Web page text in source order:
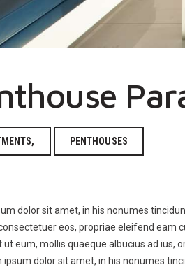
PENTHOUSES
dolor sit amet, in his nonumes
eos, propriae eleifend eam
ut eum, mollis quaeque albucius ad ius,
ipsum dolor sit amet, in his nonumes